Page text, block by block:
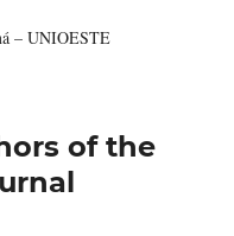
– UNIOESTE
of the